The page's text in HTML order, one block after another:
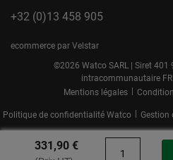
331,90 €
+32 (0)13 458 905
ecommerce par Velstar
©2026 Watco SARL | Siret 401
intracommunautaire
Mentions légales |
Politique de confidentialité Watco | Gestion